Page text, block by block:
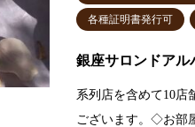
各種証明書発行可
銀座サロンドア
系列店を含めて10店
ございます。◇お部